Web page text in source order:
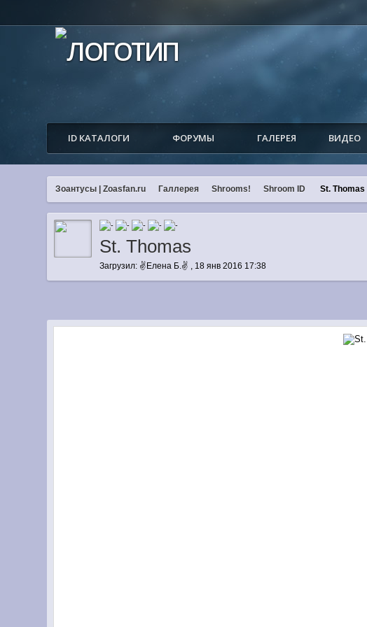
ID КАТАЛОГИ ФОРУМЫ ГАЛЕРЕЯ ВИДЕО
Зоантусы | Zoasfan.ru Галлерея Shrooms! Shroom ID St. Thomas
St. Thomas
Загрузил: ✌Елена Б.✌ , 18 янв 2016 17:38